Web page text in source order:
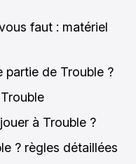
faut : matériel
partie de Trouble ?
à Trouble ?
? règles détaillées